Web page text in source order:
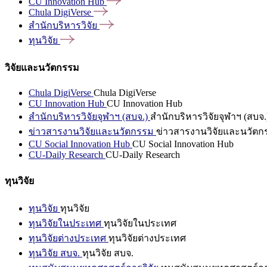
Chula DigiVerse
สำนักบริหารวิจัย
ทุนวิจัย
วิจัยและนวัตกรรม
Chula DigiVerse Chula DigiVerse
CU Innovation Hub CU Innovation Hub
สำนักบริหารวิจัยจุฬาฯ (สบจ.) สำนักบริหารวิจัยจุฬาฯ (สบจ
ข่าวสารงานวิจัยและนวัตกรรม ข่าวสารงานวิจัยและนวัตก
CU Social Innovation Hub CU Social Innovation Hub
CU-Daily Research CU-Daily Research
ทุนวิจัย
ทุนวิจัย ทุนวิจัย
ทุนวิจัยในประเทศ ทุนวิจัยในประเทศ
ทุนวิจัยต่างประเทศ ทุนวิจัยต่างประเทศ
ทุนวิจัย สบจ. ทุนวิจัย สบจ.